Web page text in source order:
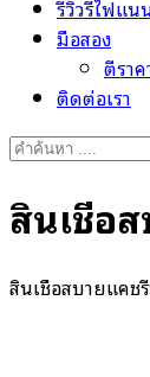
รีวิวรีไฟแน
มือสอง
ตีราค
ติดต่อเรา
Search
สินเชื่อ
สินเชื่อสบายแคช